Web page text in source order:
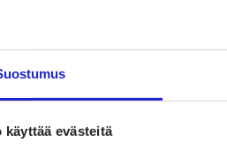
käyttää evästeitä
markkinat -vaikuttajaryhmä
-vaikuttajaryhmä
-vaikuttajaryhmä